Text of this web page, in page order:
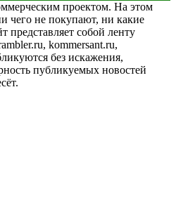
проектом. На этом
чего не покупают, ни какие
представляет собой ленту
kommersant.ru,
без искажения,
публикуемых новостей